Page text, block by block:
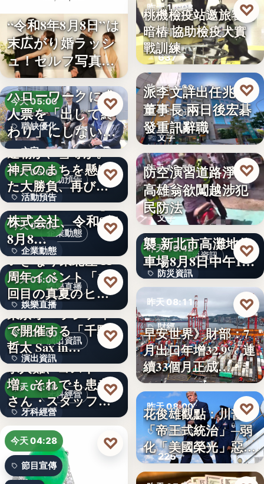
“令和8年8月8日”は
末広がり婚ラッシ
ュ！セルフ写真館
「…
今天 05:00
職缺優化
文字
ハローワークに求
人票を「出して終
わり」にしない。
求人票・…
♡
活動預告
今天 05:00
活動預告
300人
連覇か、雪辱か。
神戸のまちを懸け
た大勝負、再び！
…
♡
企業動態
今天 05:00
企業動態
文字
Internnect Group
株式会社、令和8年
8月8…
♡
娛樂直播
今天 05:00
娛樂直播
11
いぎなり東北産 11
周年イベント「11
回目の真夏のヒロ
イ…
♡
演出資訊
今天 05:00
演出資訊
3
東京オペラシティ
で開催する「千野
哲太 Sax in…
♡
牙科經營
今天 04:38
牙科經營
3,700万円
求人難、コスト
増。それでも患者
さん・スタッフ・
院長を豊か…
♡
今天 04:28
節目宣傳
♡
昨天 14:08
機場
637
桃機檢疫站邀旅客當
暗樁 協助檢疫犬實
戰訓練
♡
昨天 14:00
公司治理
文字
派李文詳出任兆基
董事長 兩日後宏碁
發重訊辭職
♡
昨天 13:55
社會警政
文字
防空演習道路淨空
高雄翁欲闖越涉犯
民防法
♡
防災資訊
昨天 13:42
防災資訊
文字
因應白海豚颱風來
襲 新北市高灘地停
車場8月8日中午12
時…
♡
昨天 08:11
財經
32.9%
早安世界》財部：7
月出口年增32.9% 連
續33個月正成…
♡
昨天 08:00
美國政治
225
花俊雄觀點：川普
「帝王式統治」─弱
化「美國榮光」惡化
「民…
♡